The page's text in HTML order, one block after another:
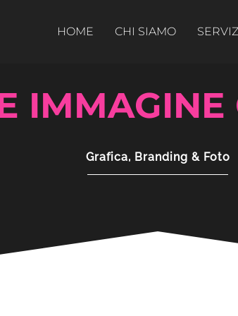
HOME CHI SIAMO
Grafica, Branding & Foto